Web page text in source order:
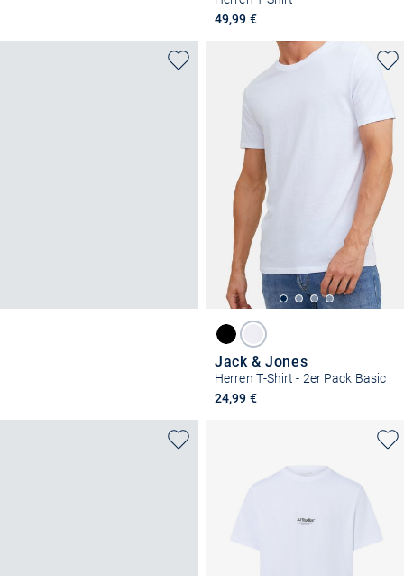
49,99 €
Jack & Jones
Herren T-Shirt - 2er Pack Basic
24,99 €